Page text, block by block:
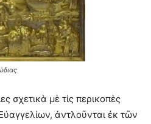
σχετικὰ μὲ τίς περικοπὲς
ἀντλοῦνται ἐκ τῶν